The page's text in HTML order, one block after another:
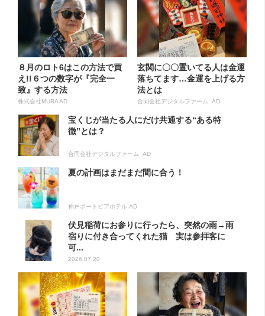
８月のロト6はこの方法で買
え!!６つの数字が『完全一
致』する方法
株式会社MURA AD
玄関に〇〇置いてる人は金運
落ちてます…金運を上げる方
法とは
合同会社デジタルファーム AD
宝くじが当たる人にだけ共通する“ある特
徴”とは？
合同会社デジタルファーム AD
夏の計画はまだまだ間に合う！
神戸ポートピアホテル AD
伏見稲荷にお参りに行ったら、突然の雨→雨
宿りに付き合ってくれた猫 実は参拝客に
可...
2026.07.20